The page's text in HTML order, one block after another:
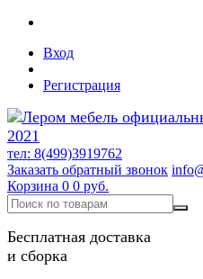
Вход
Регистрация
тел: 8(499)3919762
Заказать обратный звонок
Корзина 0 0 руб.
Бесплатная доставка
и сборка